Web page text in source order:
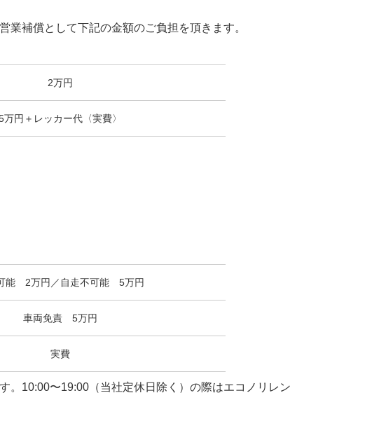
補償として下記の金額のご負担を頂きます。
2万円
万円＋レッカー代〈実費〉
能 2万円／自走不可能 5万円
車両免責 5万円
実費
。10:00〜19:00（当社定休日除く）の際はエコノリレン